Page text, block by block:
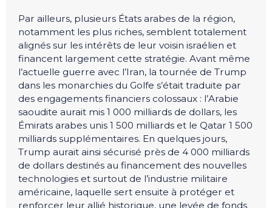
Par ailleurs, plusieurs États arabes de la région,
notamment les plus riches, semblent totalement
alignés sur les intérêts de leur voisin israélien et
financent largement cette stratégie. Avant même
l’actuelle guerre avec l’Iran, la tournée de Trump
dans les monarchies du Golfe s’était traduite par
des engagements financiers colossaux : l’Arabie
saoudite aurait mis 1 000 milliards de dollars, les
Émirats arabes unis 1 500 milliards et le Qatar 1 500
milliards supplémentaires. En quelques jours,
Trump aurait ainsi sécurisé près de 4 000 milliards
de dollars destinés au financement des nouvelles
technologies et surtout de l’industrie militaire
américaine, laquelle sert ensuite à protéger et
renforcer leur allié historique, une levée de fonds